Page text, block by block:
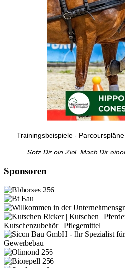
Trainingsbeispiele -
Setz Dir ein Ziel. Mach Dir
Sponsoren